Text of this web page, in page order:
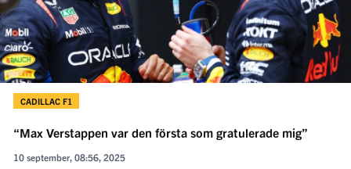
CADILLAC F1
“Max Verstappen var den första som gratulerade mig”
10 september, 08:56, 2025